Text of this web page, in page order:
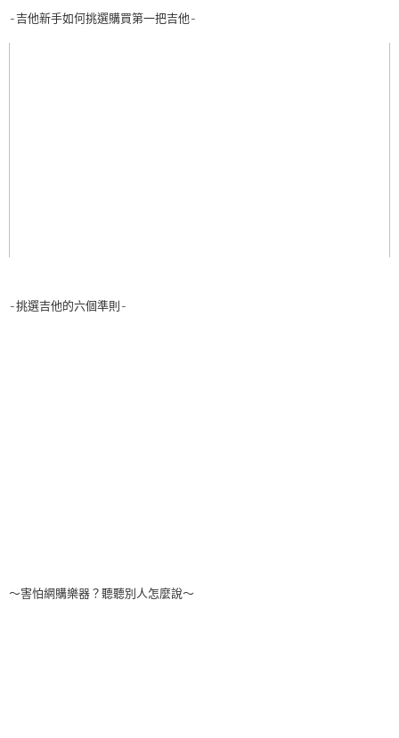
-吉他新手如何挑選購買第一把吉他-
-挑選吉他的六個準則-
～害怕網購樂器？聽聽別人怎麼說～